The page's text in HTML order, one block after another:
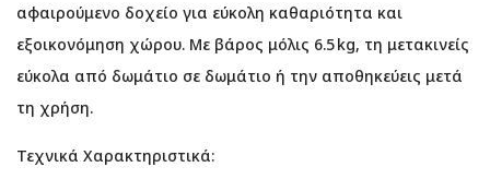
αφαιρούμενο δοχείο για εύκολη καθαριότητα και
εξοικονόμηση χώρου. Με βάρος μόλις 6.5 kg, τη μετακινείς
εύκολα από δωμάτιο σε δωμάτιο ή την αποθηκεύεις μετά
τη χρήση.
Τεχνικά Χαρακτηριστικά: